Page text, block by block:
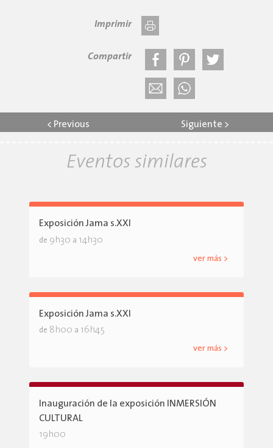
Imprimir
Compartir
< Previous Siguiente >
Eventos similares
Exposición Jama s.XXI
de 9h30 a 14h30
ver más >
Exposición Jama s.XXI
de 8h00 a 16h45
ver más >
Inauguración de la exposición INMERSIÓN
CULTURAL
19h00